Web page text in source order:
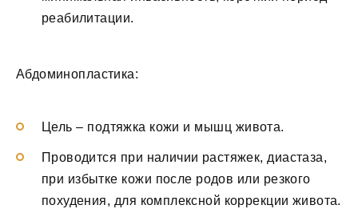
реабилитации.
Абдоминопластика:
Цель – подтяжка кожи и мышц живота.
Проводится при наличии растяжек, диастаза,
при избытке кожи после родов или резкого
похудения, для комплексной коррекции живота.